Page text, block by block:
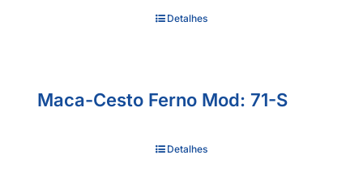
Detalhes
Maca-Cesto Ferno Mod: 71-S
Detalhes